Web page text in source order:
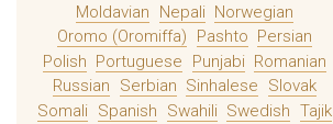
Moldavian
Nepali Norwegian
Oromo (Oromiffa)
Pashto
Persian
Polish Portuguese Punjabi Romanian
Russian
Serbian Sinhalese
Slovak
Somali
Spanish Swahili Swedish Tajik